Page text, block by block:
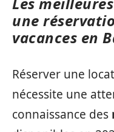
une
vacances en
Réserver une
nécessite une
connaissance des